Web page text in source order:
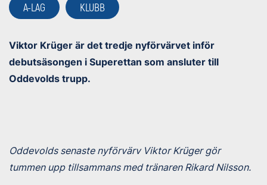
A-LAG KLUBB
Viktor Krüger är det tredje nyförvärvet inför
debutsäsongen i Superettan som ansluter till
Oddevolds trupp.
Oddevolds senaste nyförvärv Viktor Krüger gör
tummen upp tillsammans med tränaren Rikard Nilsson.